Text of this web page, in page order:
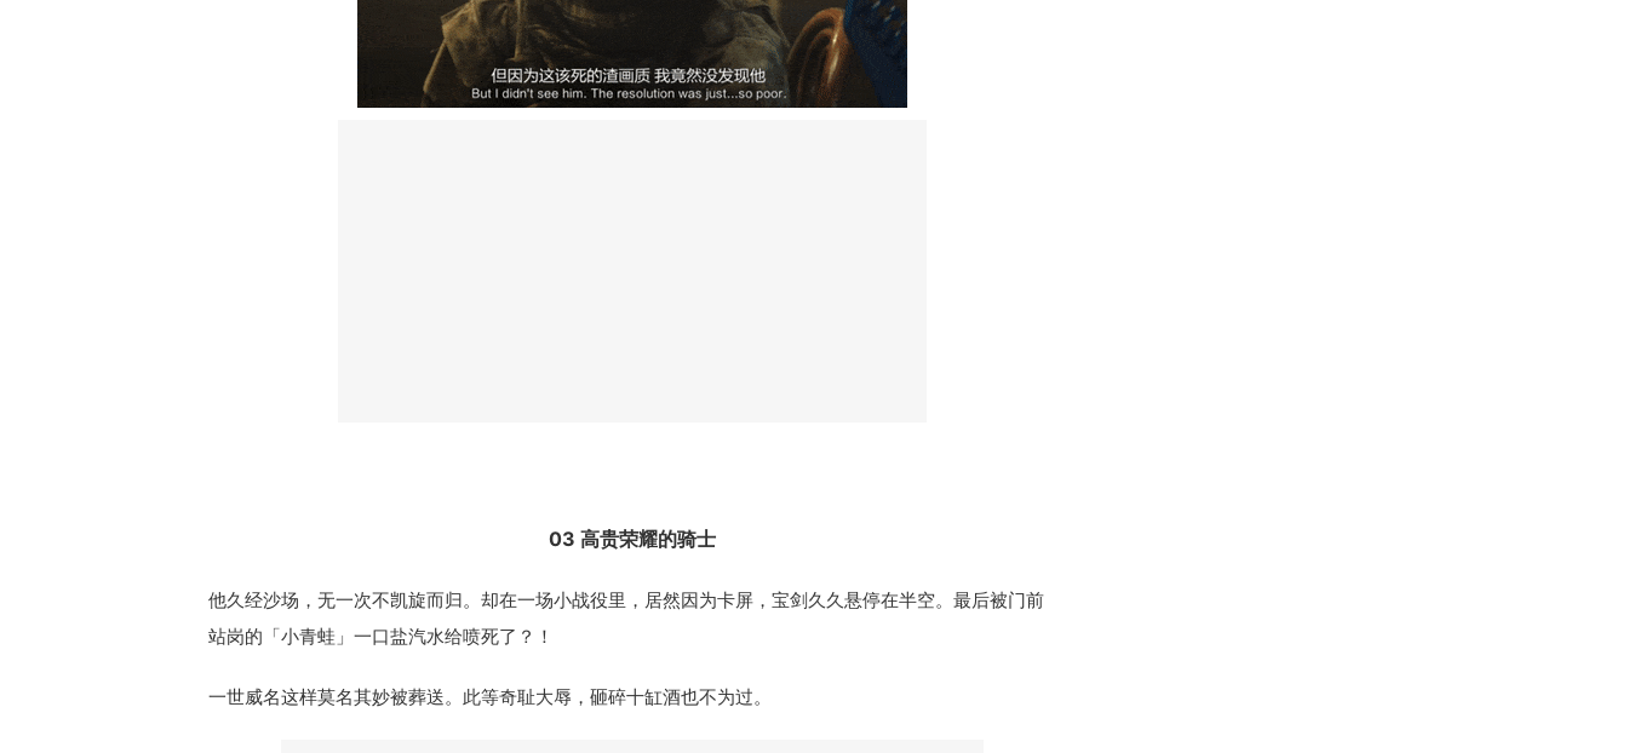
03 高贵荣耀的骑士
他久经沙场，无一次不凯旋而归。却在一场小战役里，居然因为卡屏，宝剑久久悬停在半空。最后被门前
站岗的「小青蛙」一口盐汽水给喷死了？！
一世威名这样莫名其妙被葬送。此等奇耻大辱，砸碎十缸酒也不为过。